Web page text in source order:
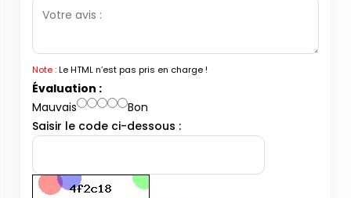
Note :Le HTML n’est pas pris en charge !
Évaluation :
Mauvais
Bon
Saisir le code ci-dessous :